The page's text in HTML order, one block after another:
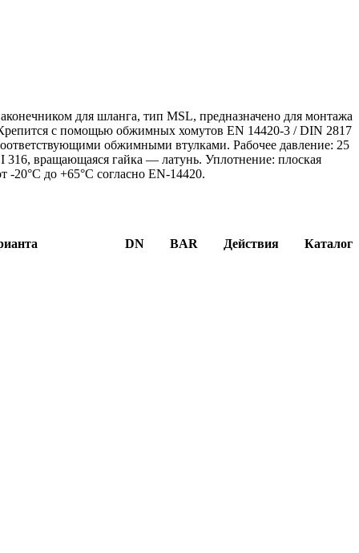
для шланга, тип MSL, предназначено для монтажа
с помощью обжимных хомутов EN 14420-3 / DIN 2817
обжимными втулками. Рабочее давление: 25
вращающаяся гайка — латунь. Уплотнение: плоская
-20°C до +65°C согласно EN-14420.
DN BAR Действия Каталог